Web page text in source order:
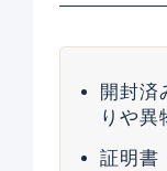
開封済
りや異
証明書